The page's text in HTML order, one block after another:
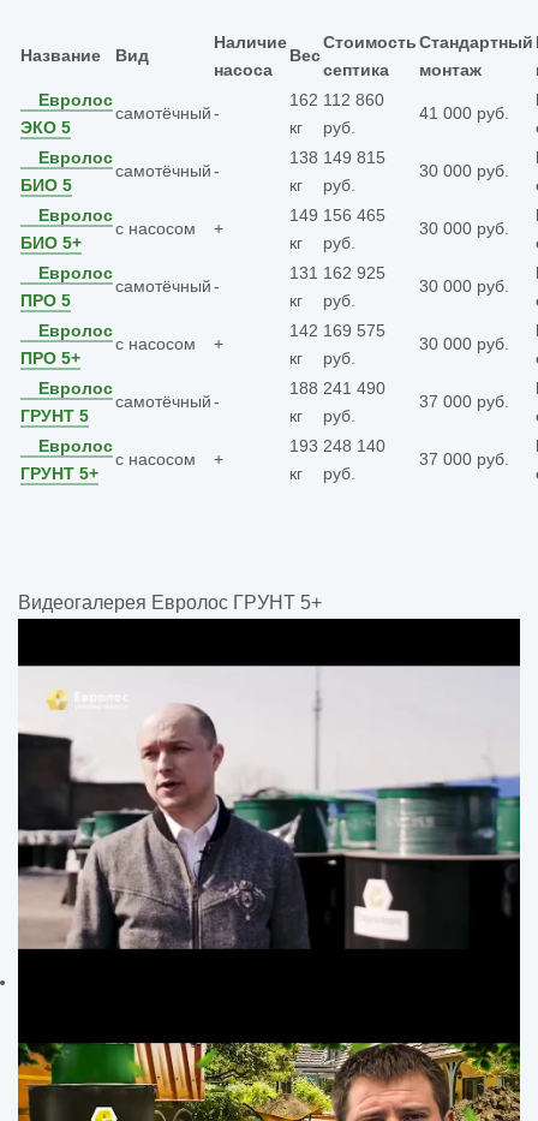
Название Вид
Наличие
насоса
Вес
Стоимость
септика
Стандартный
монтаж
Евролос
ЭКО 5
самотёчный-
162
кг
112 860
руб.
41 000 руб.
Евролос
БИО 5
самотёчный-
138
кг
149 815
руб.
30 000 руб.
Евролос
БИО 5+
с насосом +
149
кг
156 465
руб.
30 000 руб.
Евролос
ПРО 5
самотёчный-
131
кг
162 925
руб.
30 000 руб.
Евролос
ПРО 5+
с насосом +
142
кг
169 575
руб.
30 000 руб.
Евролос
ГРУНТ 5
самотёчный-
188
кг
241 490
руб.
37 000 руб.
Евролос
ГРУНТ 5+
с насосом +
193
кг
248 140
руб.
37 000 руб.
Видеогалерея Евролос ГРУНТ 5+